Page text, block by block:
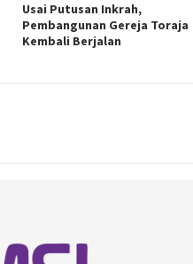
Usai Putusan Inkrah,
Pembangunan Gereja Toraja
Kembali Berjalan